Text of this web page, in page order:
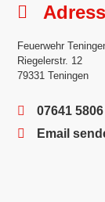
Feuerwehr
Riegelerstr. 12
79331 Teningen
07641
Email